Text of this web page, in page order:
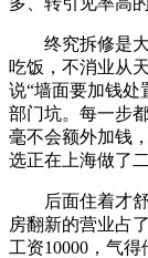
终究拆修是大
吃饭，不消业从
说“墙面要加钱处
部门坑。每一步
毫不会额外加钱
选正在上海做了
后面住着才舒
房翻新的营业占
工资10000，气